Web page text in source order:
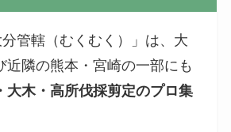
分管轄（むくむく）」は、大
近隣の熊本・宮崎の一部にも
大木・高所伐採剪定のプロ集